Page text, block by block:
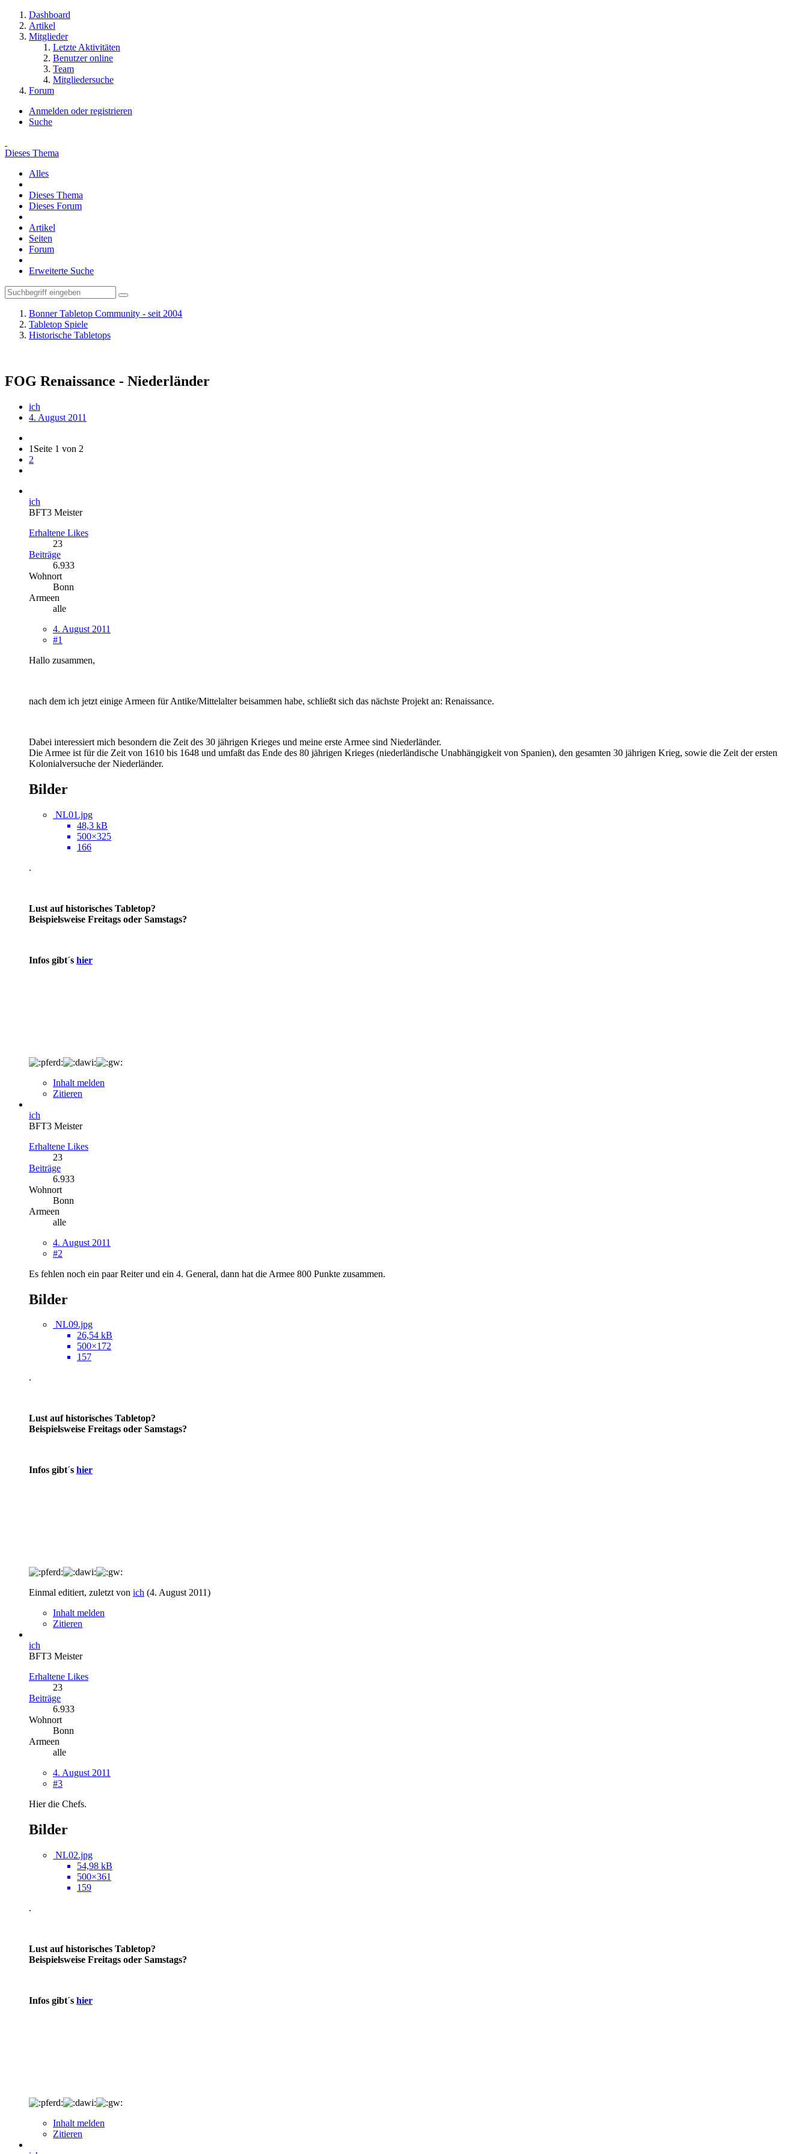
Dashboard
Artikel
Mitglieder
Letzte Aktivitäten
Benutzer online
Team
Mitgliedersuche
Forum
Anmelden oder registrieren
Suche
Dieses Thema
Alles
Dieses Thema
Dieses Forum
Artikel
Seiten
Forum
Erweiterte Suche
Bonner Tabletop Community - seit 2004
Tabletop Spiele
Historische Tabletops
FOG Renaissance - Niederländer
ich
4. August 2011
1 Seite 1 von 2
2
ich
BFT3 Meister
Erhaltene Likes
23
Beiträge
6.933
Wohnort
Bonn
Armeen
alle
4. August 2011
#1
Hallo zusammen,
nach dem ich jetzt einige Armeen für Antike/Mittelalter beisammen habe, schließt sich das nächste Projekt an: Renaissance.
Dabei interessiert mich besondern die Zeit des 30 jährigen Krieges und meine erste Armee sind Niederländer.
Die Armee ist für die Zeit von 1610 bis 1648 und umfaßt das Ende des 80 jährigen Krieges (niederländische Unabhängigkeit von Spanien), den gesamten 30 jährigen Krieg, sowie die Zeit der ersten
Kolonialversuche der Niederländer.
Bilder
NL01.jpg
48,3 kB
500×325
166
.
Lust auf historisches Tabletop?
Beispielsweise Freitags oder Samstags?
Infos gibt´s hier
Inhalt melden
Zitieren
ich
BFT3 Meister
Erhaltene Likes
23
Beiträge
6.933
Wohnort
Bonn
Armeen
alle
4. August 2011
#2
Es fehlen noch ein paar Reiter und ein 4. General, dann hat die Armee 800 Punkte zusammen.
Bilder
NL09.jpg
26,54 kB
500×172
157
.
Lust auf historisches Tabletop?
Beispielsweise Freitags oder Samstags?
Infos gibt´s hier
Einmal editiert, zuletzt von ich (4. August 2011)
Inhalt melden
Zitieren
ich
BFT3 Meister
Erhaltene Likes
23
Beiträge
6.933
Wohnort
Bonn
Armeen
alle
4. August 2011
#3
Hier die Chefs.
Bilder
NL02.jpg
54,98 kB
500×361
159
.
Lust auf historisches Tabletop?
Beispielsweise Freitags oder Samstags?
Infos gibt´s hier
Inhalt melden
Zitieren